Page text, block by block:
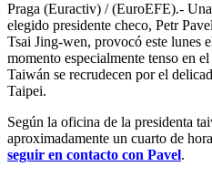
Praga (Euractiv) / (EuroEFE).-
elegido presidente checo, Petr
Tsai Jing-wen, provocó este lunes
momento especialmente tenso en
Taiwán se recrudecen por el
Taipei.
Según la oficina de la presidenta
aproximadamente un cuarto de
seguir en contacto con Pavel.